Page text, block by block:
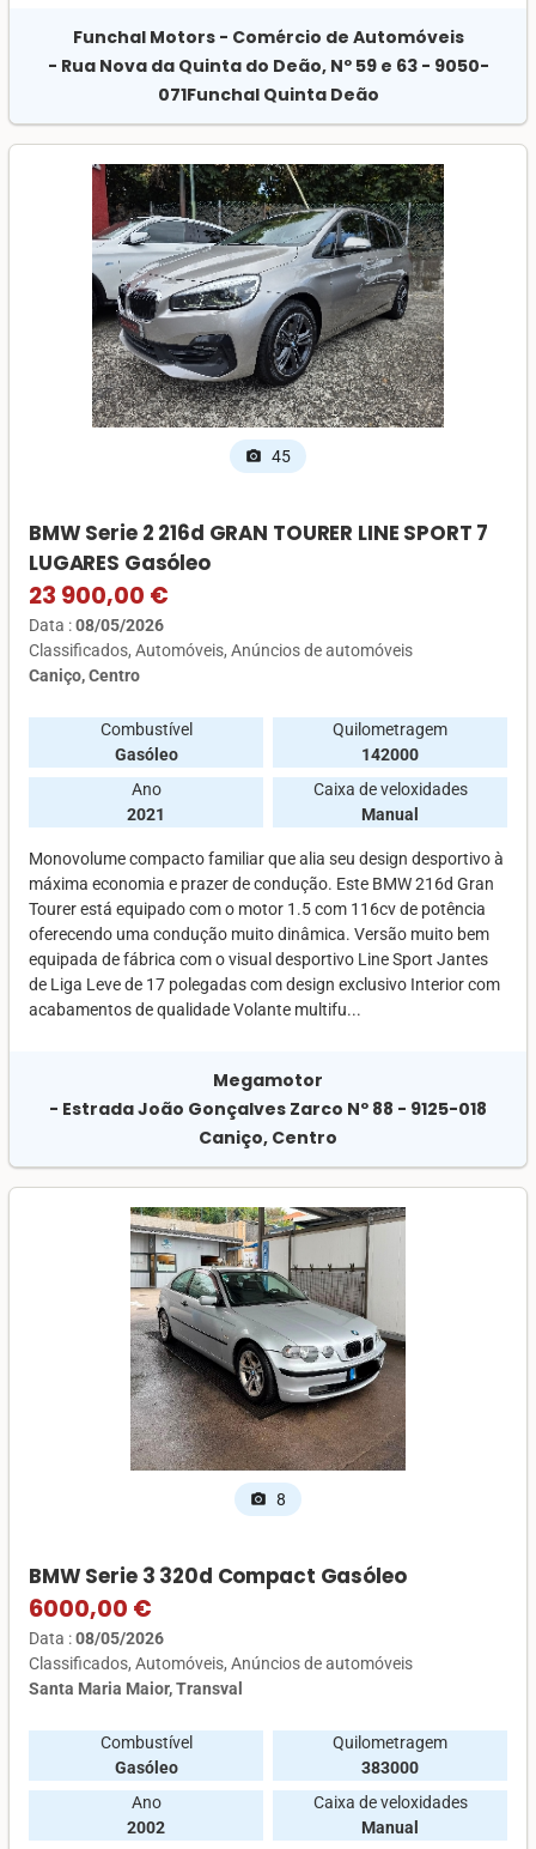
Funchal Motors - Comércio de Automóveis
- Rua Nova da Quinta do Deão, Nº 59 e 63 - 9050-
071Funchal Quinta Deão
photo_camera 45
BMW Serie 2 216d GRAN TOURER LINE SPORT 7
LUGARES Gasóleo
23 900,00 €
Data :08/05/2026
Classificados Automóveis Anúncios de automóveis
Caniço, Centro
Combustível
Gasóleo
Quilometragem
142000
Ano
2021
Caixa de veloxidades
Manual
Monovolume compacto familiar que alia seu design desportivo à
máxima economia e prazer de condução. Este BMW 216d Gran
Tourer está equipado com o motor 1.5 com 116cv de potência
oferecendo uma condução muito dinâmica. Versão muito bem
equipada de fábrica com o visual desportivo Line Sport Jantes
de Liga Leve de 17 polegadas com design exclusivo Interior com
acabamentos de qualidade Volante multifu...
Megamotor
- Estrada João Gonçalves Zarco Nº 88 - 9125-018
Caniço, Centro
photo_camera 8
BMW Serie 3 320d Compact Gasóleo
6000,00 €
Data :08/05/2026
Classificados Automóveis Anúncios de automóveis
Santa Maria Maior, Transval
Combustível
Gasóleo
Quilometragem
383000
Ano
2002
Caixa de veloxidades
Manual